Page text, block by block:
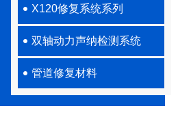
X120修复系统系列
双轴动力声纳检测系统
管道修复材料